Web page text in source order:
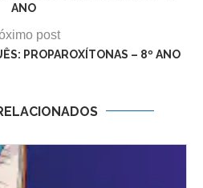
ANO
post
PROPAROXÍTONAS – 8º ANO